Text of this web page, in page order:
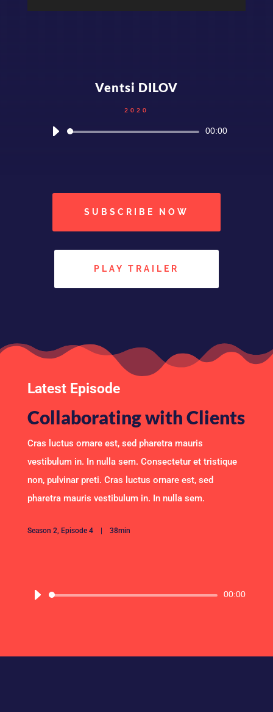
Ventsi DILOV
2020
Lecteur
00:00
SUBSCRIBE NOW
PLAY TRAILER
Latest Episode
Collaborating with Clients
Cras luctus ornare est, sed pharetra mauris
vestibulum in. In nulla sem. Consectetur et tristique
non, pulvinar preti. Cras luctus ornare est, sed
pharetra mauris vestibulum in. In nulla sem.
Season 2, Episode 4 | 38min
Lecteur
00:00